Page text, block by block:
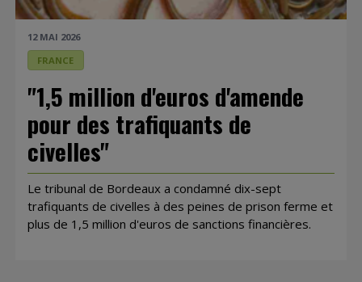
12 MAI 2026
FRANCE
"1,5 million d'euros d'amende
pour des trafiquants de
civelles"
Le tribunal de Bordeaux a condamné dix-sept
trafiquants de civelles à des peines de prison ferme et
plus de 1,5 million d'euros de sanctions financières.